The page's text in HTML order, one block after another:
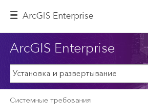
ArcGIS Enterprise
ArcGIS Enterprise
Системные требования